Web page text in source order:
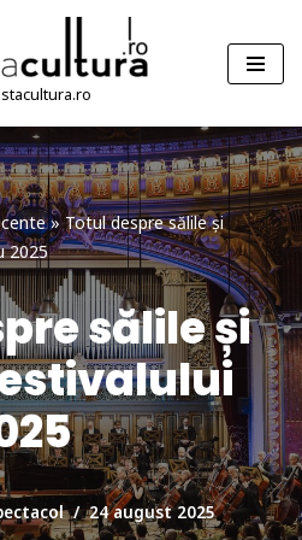
»Totul despre sălile și
2025
sălile și
24 august 2025